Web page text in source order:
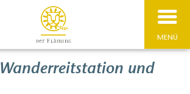
MENÜ
und